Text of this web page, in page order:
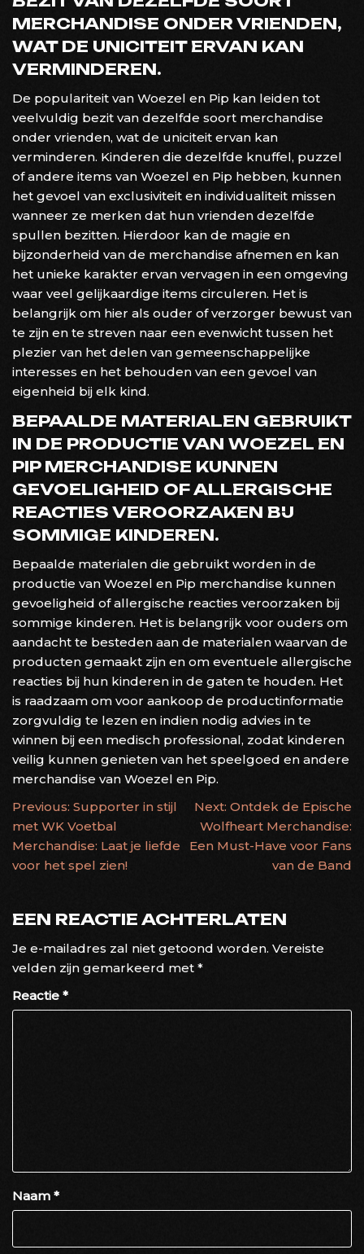
MERCHANDISE ONDER VRIENDEN,
WAT DE UNICITEIT ERVAN KAN
VERMINDEREN.
De populariteit van Woezel en Pip kan leiden tot
veelvuldig bezit van dezelfde soort merchandise
onder vrienden, wat de uniciteit ervan kan
verminderen. Kinderen die dezelfde knuffel, puzzel
of andere items van Woezel en Pip hebben, kunnen
het gevoel van exclusiviteit en individualiteit missen
wanneer ze merken dat hun vrienden dezelfde
spullen bezitten. Hierdoor kan de magie en
bijzonderheid van de merchandise afnemen en kan
het unieke karakter ervan vervagen in een omgeving
waar veel gelijkaardige items circuleren. Het is
belangrijk om hier als ouder of verzorger bewust van
te zijn en te streven naar een evenwicht tussen het
plezier van het delen van gemeenschappelijke
interesses en het behouden van een gevoel van
eigenheid bij elk kind.
BEPAALDE MATERIALEN GEBRUIKT
IN DE PRODUCTIE VAN WOEZEL EN
PIP MERCHANDISE KUNNEN
GEVOELIGHEID OF ALLERGISCHE
REACTIES VEROORZAKEN BIJ
SOMMIGE KINDEREN.
Bepaalde materialen die gebruikt worden in de
productie van Woezel en Pip merchandise kunnen
gevoeligheid of allergische reacties veroorzaken bij
sommige kinderen. Het is belangrijk voor ouders om
aandacht te besteden aan de materialen waarvan de
producten gemaakt zijn en om eventuele allergische
reacties bij hun kinderen in de gaten te houden. Het
is raadzaam om voor aankoop de productinformatie
zorgvuldig te lezen en indien nodig advies in te
winnen bij een medisch professional, zodat kinderen
veilig kunnen genieten van het speelgoed en andere
merchandise van Woezel en Pip.
BERICHTNAVIGATIE
Previous: Supporter in stijl
met WK Voetbal
Merchandise: Laat je liefde
voor het spel zien!
Next: Ontdek de Epische
Wolfheart Merchandise:
Een Must-Have voor Fans
van de Band
EEN REACTIE ACHTERLATEN
Je e-mailadres zal niet getoond worden. Vereiste
velden zijn gemarkeerd met *
Reactie *
Naam *